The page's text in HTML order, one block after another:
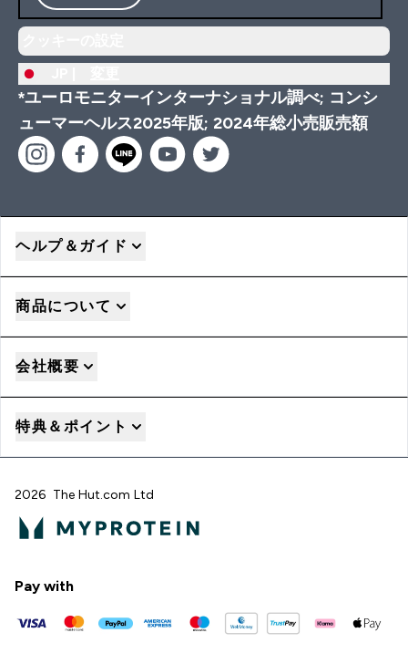
*ユーロモニターインターナショナル調べ; コンシ
ューマーヘルス2025年版; 2024年総小売販売額
ヘルプ＆ガイド
商品について
会社概要
特典＆ポイント
2026 The Hut.com Ltd
Pay with